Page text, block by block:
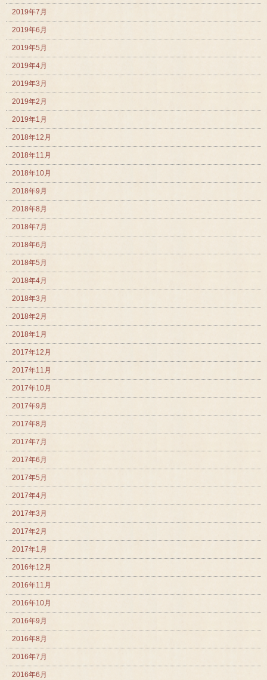
2019年7月
2019年6月
2019年5月
2019年4月
2019年3月
2019年2月
2019年1月
2018年12月
2018年11月
2018年10月
2018年9月
2018年8月
2018年7月
2018年6月
2018年5月
2018年4月
2018年3月
2018年2月
2018年1月
2017年12月
2017年11月
2017年10月
2017年9月
2017年8月
2017年7月
2017年6月
2017年5月
2017年4月
2017年3月
2017年2月
2017年1月
2016年12月
2016年11月
2016年10月
2016年9月
2016年8月
2016年7月
2016年6月